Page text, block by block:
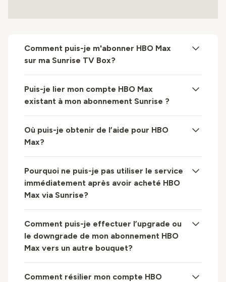
Comment puis-je m'abonner HBO Max
sur ma Sunrise TV Box?
Puis-je lier mon compte HBO Max
existant à mon abonnement Sunrise ?
Où puis-je obtenir de l’aide pour HBO
Max?
Pourquoi ne puis-je pas utiliser le service
immédiatement après avoir acheté HBO
Max via Sunrise?
Comment puis-je effectuer l’upgrade ou
le downgrade de mon abonnement HBO
Max vers un autre bouquet?
Comment résilier mon compte HBO